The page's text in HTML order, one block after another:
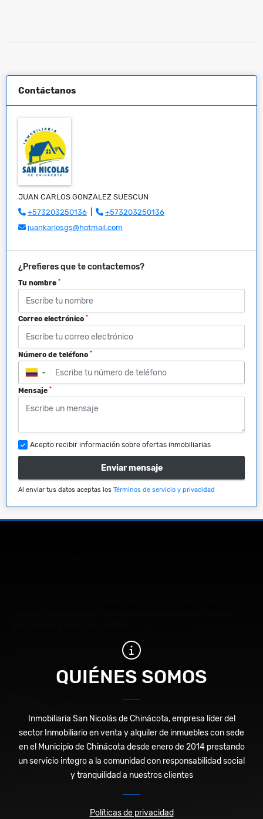
Contáctanos
JUAN CARLOS GONZALEZ SUESCUN
+573203250136
+573203250136
juankarlosgs@hotmail.com
¿Prefieres que te contactemos?
Tu nombre *
Correo electrónico *
Número de teléfono *
▼
Mensaje *
Acepto recibir información sobre ofertas inmobiliarias
Enviar mensaje
Al enviar tus datos aceptas los Términos de servicio y privacidad
QUIÉNES SOMOS
Inmobiliaria San Nicolás de Chinácota, empresa líder del
sector Inmobiliario en venta y alquiler de inmuebles con sede
en el Municipio de Chinácota desde enero de 2014 prestando
un servicio integro a la comunidad con responsabilidad social
y tranquilidad a nuestros clientes
Políticas de privacidad